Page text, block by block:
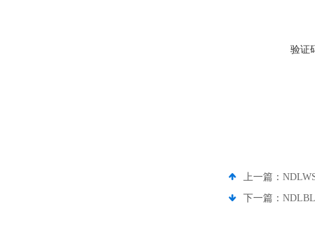
验证
上一篇：
下一篇：